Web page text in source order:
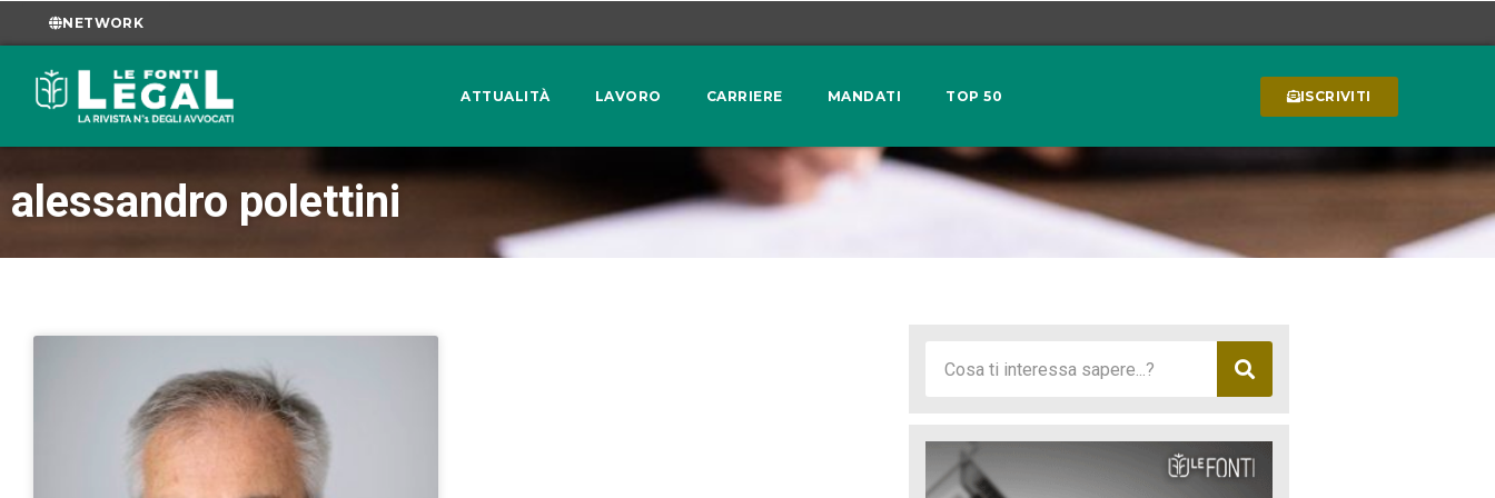
NETWORK
ATTUALITÀ LAVORO CARRIERE MANDATI TOP 50 ISCRIVITI
alessandro polettini